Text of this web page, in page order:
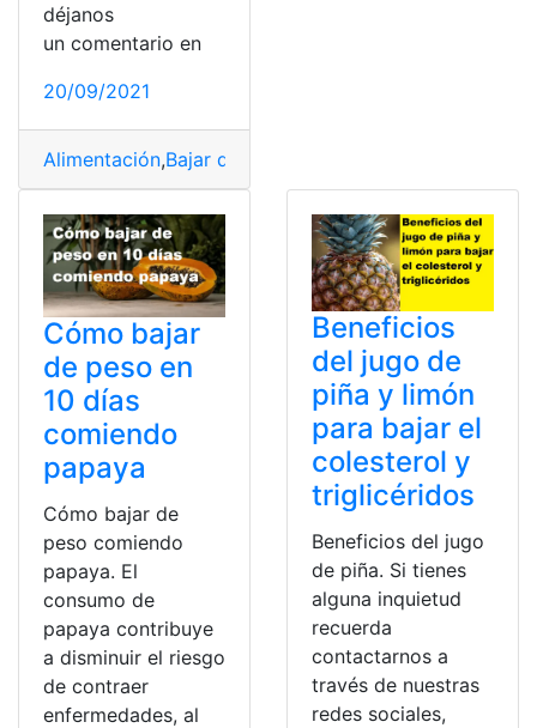
déjanos
un comentario en
20/09/2021
Alimentación,Bajar de peso
Cómo bajar
de peso en
10 días
comiendo
papaya
Cómo bajar de
peso comiendo
papaya. El
consumo de
papaya contribuye
a disminuir el riesgo
de contraer
enfermedades, al
Beneficios
del jugo de
piña y limón
para bajar el
colesterol y
triglicéridos
Beneficios del jugo
de piña. Si tienes
alguna inquietud
recuerda
contactarnos a
través de nuestras
redes sociales,